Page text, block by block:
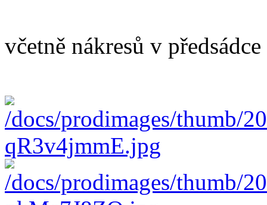
včetně nákresů v předsádce